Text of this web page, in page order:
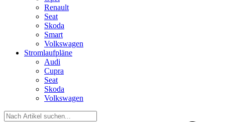
Renault
Seat
Skoda
Smart
Volkswagen
Stromlaufpläne
Audi
Cupra
Seat
Skoda
Volkswagen